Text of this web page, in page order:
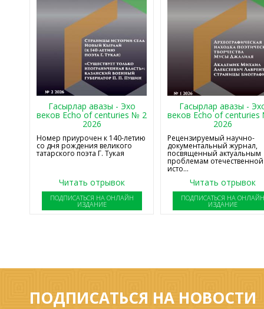
Гасырлар авазы - Эхо
веков Echo of centuries № 2
2026
Номер приурочен к 140-летию
со дня рождения великого
татарского поэта Г. Тукая
Читать отрывок
ПОДПИСАТЬСЯ НА ОНЛАЙН
ИЗДАНИЕ
Гасырлар авазы -
веков Echo of
2026
Рецензируемый научно-
документальный журнал,
посвященный актуальным
проблемам отечественной
исто...
Читать отрывок
ПОДПИСАТЬСЯ НА
ИЗДАНИЕ
ПОДПИСАТЬСЯ НА НОВОСТИ